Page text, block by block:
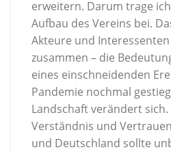
erweitern. Darum trage
Aufbau des Vereins bei.
Akteure und
zusammen – die
eines einschneidenden
Pandemie nochmal
Landschaft verändert sich.
Verständnis und
und Deutschland sollte